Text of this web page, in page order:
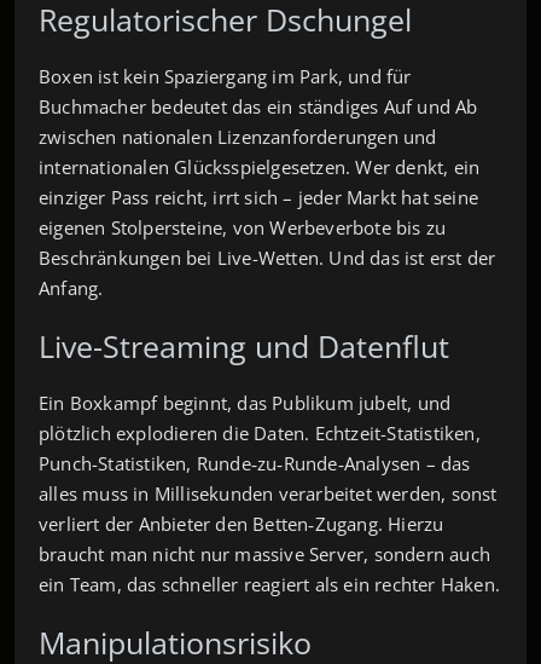
Regulatorischer Dschungel
Boxen ist kein Spaziergang im Park, und für
Buchmacher bedeutet das ein ständiges Auf und Ab
zwischen nationalen Lizenzanforderungen und
internationalen Glücksspielgesetzen. Wer denkt, ein
einziger Pass reicht, irrt sich – jeder Markt hat seine
eigenen Stolpersteine, von Werbeverbote bis zu
Beschränkungen bei Live-Wetten. Und das ist erst der
Anfang.
Live-Streaming und Datenflut
Ein Boxkampf beginnt, das Publikum jubelt, und
plötzlich explodieren die Daten. Echtzeit-Statistiken,
Punch-Statistiken, Runde‑zu‑Runde‑Analysen – das
alles muss in Millisekunden verarbeitet werden, sonst
verliert der Anbieter den Betten‑Zugang. Hierzu
braucht man nicht nur massive Server, sondern auch
ein Team, das schneller reagiert als ein rechter Haken.
Manipulationsrisiko